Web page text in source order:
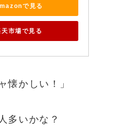
で見る
天市場で見る
懐かしい！」
多いかな？